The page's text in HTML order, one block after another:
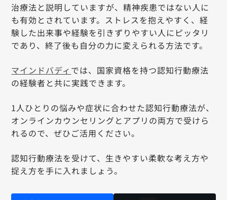
治療法と説明していますが、精神疾患ではない人に
も有効とされています。ストレスを抱えやすく、経
験した出来事や経験を引きずりやすい人にピッタリ
であり、終了後も自分の力に変えられる方法です。
マインドバディ では、国家資格を持つ認知行動療法
の経験者と共に実践できます。
1人ひとりの悩みや症状に合わせた認知行動療法が、
オンラインカウンセリングとアプリの両方で受けら
れるので、ぜひご活用ください。
認知行動療法を受けて、生きやすい柔軟な考え方や
捉え方を手に入れましょう。